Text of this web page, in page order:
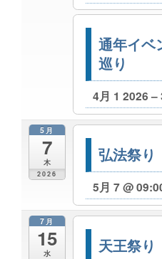
通年イベ
巡り
4月 1 2026
5月
7
木
2026
弘法祭り
5月 7 @
7月
15
水 天王祭り